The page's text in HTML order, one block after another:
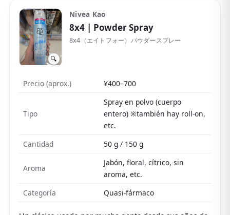
verano y necesita reaplicación. El sin aroma combina
bien con perfume; el aroma a jabón es algo más
fuerte pero dura poco.
Algunas personas notan una ligera tirantez al secar,
así que aplícalo sobre piel limpia y seca. También
aún más adherencia.
🔍
Nivea Kao
8x4 | Powder Spray
8x4（エイトフォー）パウダースプレー
Precio (aprox.) ¥400–700
Tipo
Spray en polvo (cuerpo
entero) ※también hay roll-on,
etc.
Cantidad
50 g / 150 g
Aroma
Jabón, floral, cítrico, sin
aroma, etc.
Categoría
Quasi-fármaco